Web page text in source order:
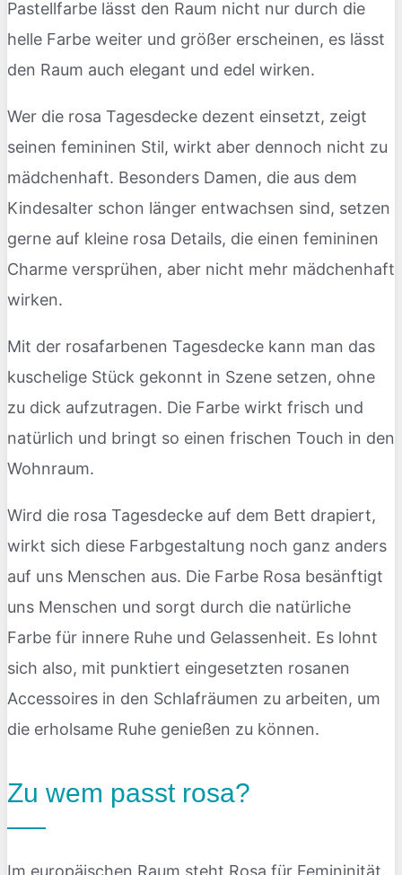
Pastellfarbe lässt den Raum nicht nur durch die
helle Farbe weiter und größer erscheinen, es lässt
den Raum auch elegant und edel wirken.
Wer die rosa Tagesdecke dezent einsetzt, zeigt
seinen femininen Stil, wirkt aber dennoch nicht zu
mädchenhaft. Besonders Damen, die aus dem
Kindesalter schon länger entwachsen sind, setzen
gerne auf kleine rosa Details, die einen femininen
Charme versprühen, aber nicht mehr mädchenhaft
wirken.
Mit der rosafarbenen Tagesdecke kann man das
kuschelige Stück gekonnt in Szene setzen, ohne
zu dick aufzutragen. Die Farbe wirkt frisch und
natürlich und bringt so einen frischen Touch in den
Wohnraum.
Wird die rosa Tagesdecke auf dem Bett drapiert,
wirkt sich diese Farbgestaltung noch ganz anders
auf uns Menschen aus. Die Farbe Rosa besänftigt
uns Menschen und sorgt durch die natürliche
Farbe für innere Ruhe und Gelassenheit. Es lohnt
sich also, mit punktiert eingesetzten rosanen
Accessoires in den Schlafräumen zu arbeiten, um
die erholsame Ruhe genießen zu können.
Zu wem passt rosa?
Im europäischen Raum steht Rosa für Femininität,